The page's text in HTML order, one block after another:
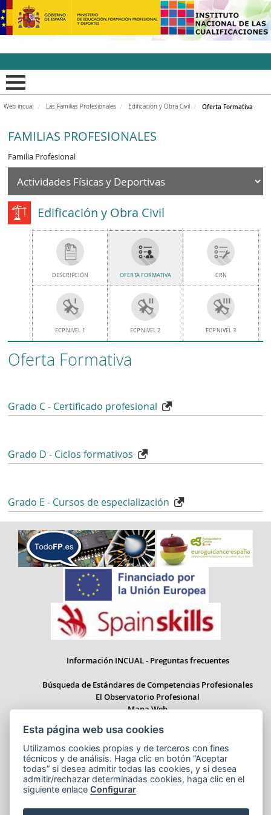
INCUAl - Instituto
Web incual Las Familias Profesionales Edificación y Obra Civil Oferta Formativa
FAMILIAS PROFESIONALES
Familia Profesional
Edificación y Obra Civil
DESCRIPCIÓN OFERTA FORMATIVA CRN
ECP NIVEL 1 ECP NIVEL 2 ECP NIVEL 3
Oferta Formativa
Grado C - Certificado profesional
Grado D - Ciclos formativos
Grado E - Cursos de especialización
Información INCUAL - Preguntas frecuentes
Búsqueda de Estándares de Competencias Profesionales
El Observatorio Profesional
Mapa Web
Paseo del Prado 28, 1ª Planta - 28014 Madrid
Correo electrónico: informacion.incual@educacion.gob.es
Esta página web usa cookies
Utilizamos cookies propias y de terceros con fines
técnicos y de análisis. Haga clic en botón “Aceptar
todas” si desea admitir todas las cookies, y si desea
admitir/rechazar determinadas cookies, haga clic en el
siguiente enlaceConfigurar